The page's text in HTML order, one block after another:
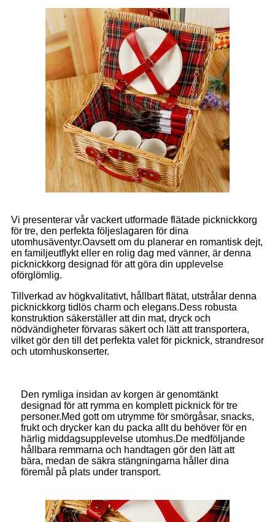
Vi presenterar vår vackert utformade flätade picknickkorg
för tre, den perfekta följeslagaren för dina
utomhusäventyr.Oavsett om du planerar en romantisk dejt,
en familjeutflykt eller en rolig dag med vänner, är denna
picknickkorg designad för att göra din upplevelse
oförglömlig.
Tillverkad av högkvalitativt, hållbart flätat, utstrålar denna
picknickkorg tidlös charm och elegans.Dess robusta
konstruktion säkerställer att din mat, dryck och
nödvändigheter förvaras säkert och lätt att transportera,
vilket gör den till det perfekta valet för picknick, strandresor
och utomhuskonserter.
Den rymliga insidan av korgen är genomtänkt
designad för att rymma en komplett picknick för tre
personer.Med gott om utrymme för smörgåsar, snacks,
frukt och drycker kan du packa allt du behöver för en
härlig middagsupplevelse utomhus.De medföljande
hållbara remmarna och handtagen gör den lätt att
bära, medan de säkra stängningarna håller dina
föremål på plats under transport.